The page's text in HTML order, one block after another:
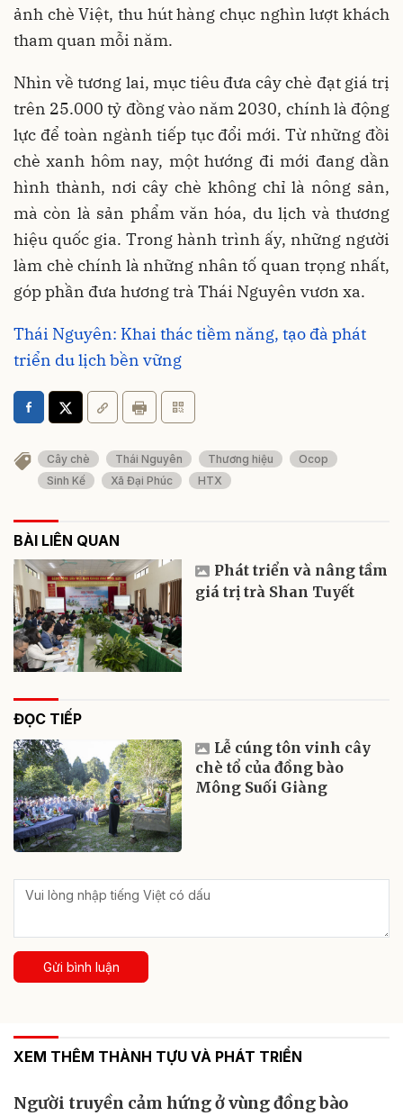
ảnh chè Việt, thu hút hàng chục nghìn lượt khách
tham quan mỗi năm.
Nhìn về tương lai, mục tiêu đưa cây chè đạt giá trị
trên 25.000 tỷ đồng vào năm 2030, chính là động
lực để toàn ngành tiếp tục đổi mới. Từ những đồi
chè xanh hôm nay, một hướng đi mới đang dần
hình thành, nơi cây chè không chỉ là nông sản,
mà còn là sản phẩm văn hóa, du lịch và thương
hiệu quốc gia. Trong hành trình ấy, những người
làm chè chính là những nhân tố quan trọng nhất,
góp phần đưa hương trà Thái Nguyên vươn xa.
Thái Nguyên: Khai thác tiềm năng, tạo đà phát
triển du lịch bền vững
Cây chè Thái Nguyên Thương hiệu
Ocop
Sinh Kế
Xã Đại Phúc HTX
BÀI LIÊN QUAN
Phát triển và nâng tầm
giá trị trà Shan Tuyết
ĐỌC TIẾP
Lễ cúng tôn vinh cây
chè tổ của đồng bào
Mông Suối Giàng
Gửi bình luận
XEM THÊM THÀNH TỰU VÀ PHÁT TRIỂN
Người truyền cảm hứng ở vùng đồng bào